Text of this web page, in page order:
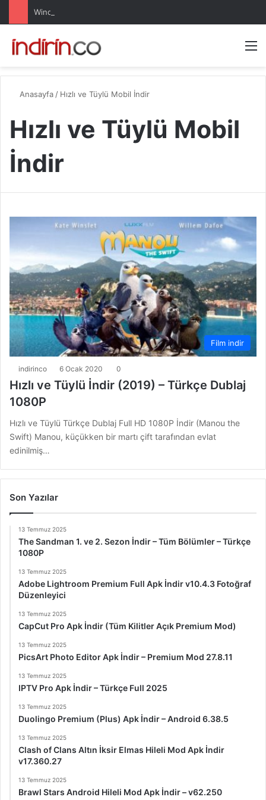
Windows 10 Pro indir – Türkçe – Güncel 2025
Anasayfa / Hızlı ve Tüylü Mobil İndir
Hızlı ve Tüylü Mobil
İndir
Film indir
indirinco 6 Ocak 2020 0
Hızlı ve Tüylü İndir (2019) – Türkçe Dublaj
1080P
Hızlı ve Tüylü Türkçe Dublaj Full HD 1080P İndir (Manou the
Swift) Manou, küçükken bir martı çift tarafından evlat
edinilmiş…
Son Yazılar
13 Temmuz 2025
The Sandman 1. ve 2. Sezon İndir – Tüm Bölümler – Türkçe
1080P
13 Temmuz 2025
Adobe Lightroom Premium Full Apk İndir v10.4.3 Fotoğraf
Düzenleyici
13 Temmuz 2025
CapCut Pro Apk İndir (Tüm Kilitler Açık Premium Mod)
13 Temmuz 2025
PicsArt Photo Editor Apk İndir – Premium Mod 27.8.11
13 Temmuz 2025
IPTV Pro Apk İndir – Türkçe Full 2025
13 Temmuz 2025
Duolingo Premium (Plus) Apk İndir – Android 6.38.5
13 Temmuz 2025
Clash of Clans Altın İksir Elmas Hileli Mod Apk İndir
v17.360.27
13 Temmuz 2025
Brawl Stars Android Hileli Mod Apk İndir – v62.250